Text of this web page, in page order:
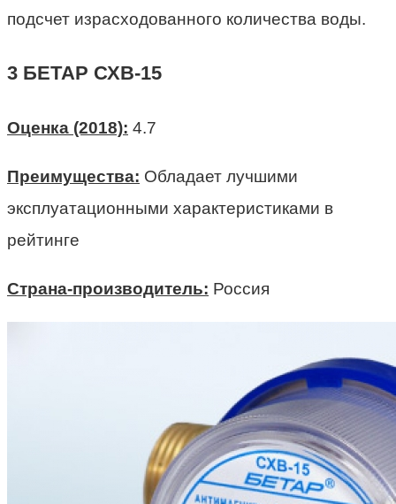
подсчет израсходованного количества воды.
3 БЕТАР СХВ-15
Оценка (2018): 4.7
Преимущества: Обладает лучшими
эксплуатационными характеристиками в
рейтинге
Страна-производитель: Россия